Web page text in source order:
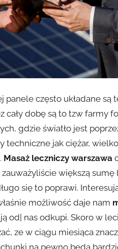
panele często układane
cały dobę są to tzw farmy
gdzie światło jest
jak ciężar,
Masaż leczniczy warszawa
większą
się to poprawi.
możliwość daje nam
od| nas odkupi. Skoro w
ze w ciągu miesiąca